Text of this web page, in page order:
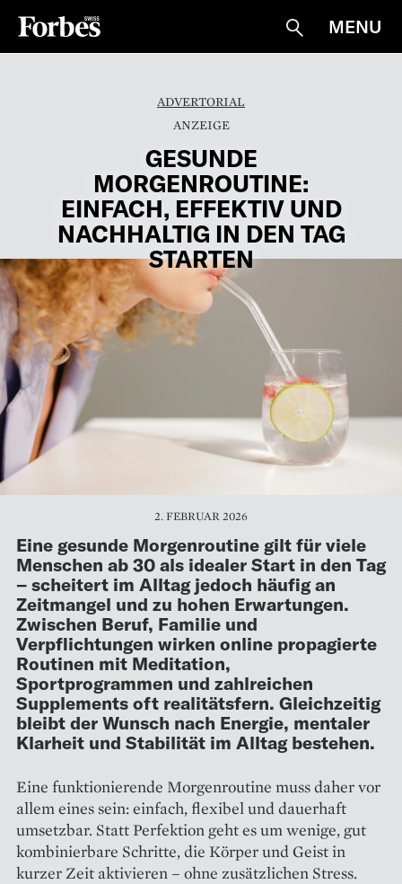
Suche
MENU
ADVERTORIAL
GESUNDE
MORGENROUTINE:
EINFACH, EFFEKTIV UND
NACHHALTIG IN DEN TAG
STARTEN
2. FEBRUAR 2026
Eine gesunde Morgenroutine gilt für viele
Menschen ab 30 als idealer Start in den Tag
– scheitert im Alltag jedoch häufig an
Zeitmangel und zu hohen Erwartungen.
Zwischen Beruf, Familie und
Verpflichtungen wirken online propagierte
Routinen mit Meditation,
Sportprogrammen und zahlreichen
Supplements oft realitätsfern. Gleichzeitig
bleibt der Wunsch nach Energie, mentaler
Klarheit und Stabilität im Alltag bestehen.
Eine funktionierende Morgenroutine muss daher vor
allem eines sein: einfach, flexibel und dauerhaft
umsetzbar. Statt Perfektion geht es um wenige, gut
kombinierbare Schritte, die Körper und Geist in
kurzer Zeit aktivieren – ohne zusätzlichen Stress.